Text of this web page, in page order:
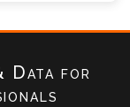
Datafor